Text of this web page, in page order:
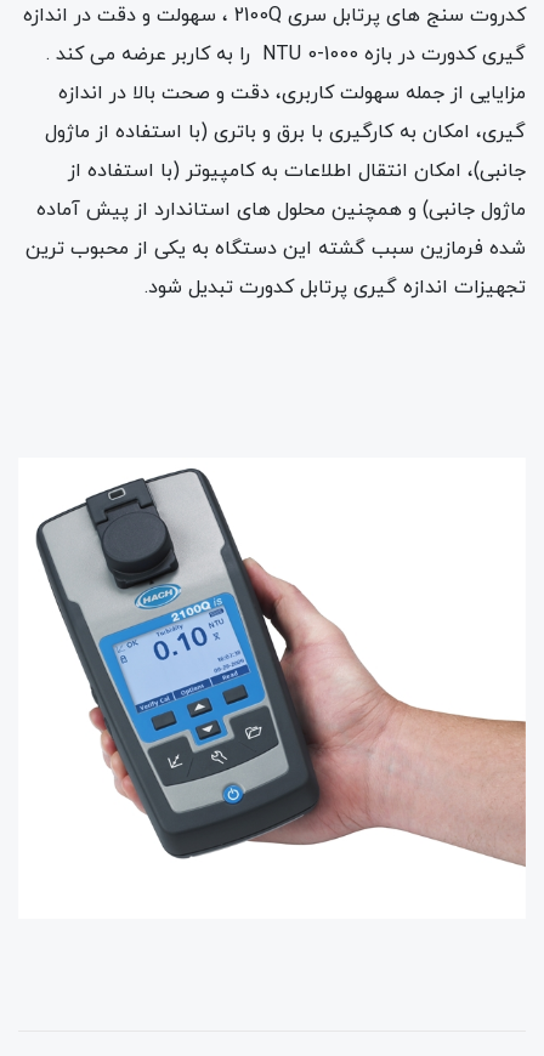
کدروت سنج های پرتابل سری 2100Q ، سهولت و دقت در اندازه
گیری کدورت در بازه 1000-0 NTU را به کاربر عرضه می کند .
مزایایی از جمله سهولت کاربری، دقت و صحت بالا در اندازه
گیری، امکان به کارگیری با برق و باتری (با استفاده از ماژول
جانبی)، امکان انتقال اطلاعات به کامپیوتر (با استفاده از
ماژول جانبی) و همچنین محلول های استاندارد از پیش آماده
شده فرمازین سبب گشته این دستگاه به یکی از محبوب ترین
تجهیزات اندازه گیری پرتابل کدورت تبدیل شود.